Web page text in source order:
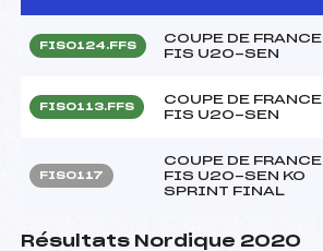
FIS0124.FFS
COUPE DE FRANCE
FIS U20-SEN
FIS0113.FFS
COUPE DE FRANCE
FIS U20-SEN
FIS0117
COUPE DE FRANCE
FIS U20-SEN KO
SPRINT FINAL
Résultats Nordique 2020